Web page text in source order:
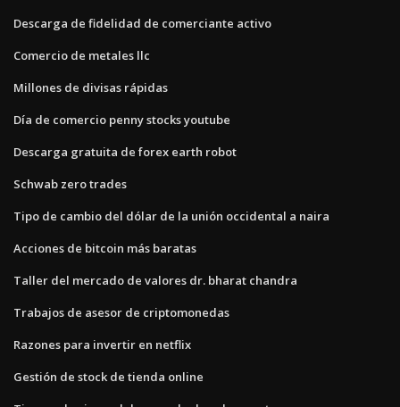
Descarga de fidelidad de comerciante activo
Comercio de metales llc
Millones de divisas rápidas
Día de comercio penny stocks youtube
Descarga gratuita de forex earth robot
Schwab zero trades
Tipo de cambio del dólar de la unión occidental a naira
Acciones de bitcoin más baratas
Taller del mercado de valores dr. bharat chandra
Trabajos de asesor de criptomonedas
Razones para invertir en netflix
Gestión de stock de tienda online